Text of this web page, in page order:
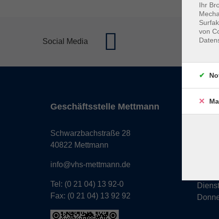
Social Media
Geschäftsstelle Mettmann
Schwarzbachstraße 28
40822 Mettmann
info@vhs-mettmann.de
Tel: (0 21 04) 13 92-0
Fax: (0 21 04) 13 92 92
Ihr
von